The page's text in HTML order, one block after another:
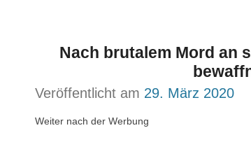
Nach brutalem Mord an
Veröffentlicht am 29. März 2020
Weiter nach der Werbung